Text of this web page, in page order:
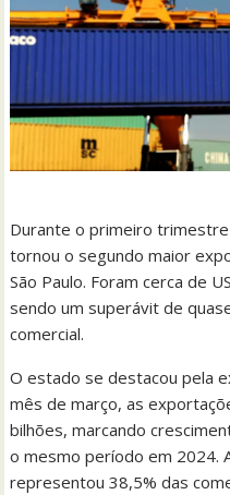
Durante o primeiro
tornou o segundo maior
São Paulo. Foram cerca de
sendo um superávit de
comercial.
O estado se destacou pela
mês de março, as
bilhões, marcando
o mesmo período em 2024.
representou 38,5% das